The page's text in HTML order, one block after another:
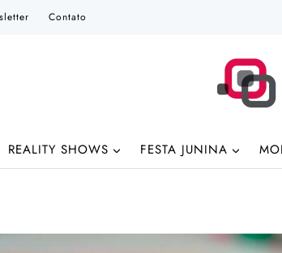
Contato
REALITY SHOWS FESTA JUNINA